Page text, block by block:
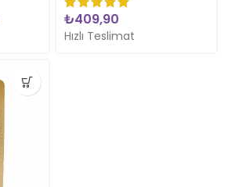
₺
Hızlı Teslimat